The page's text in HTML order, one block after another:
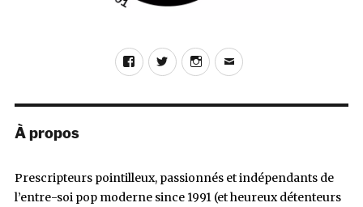
FacebookTwitterInstagram
E-
À propos
Prescripteurs pointilleux, passionnés et indépendants de
l’entre-soi pop moderne since 1991 (et heureux détenteurs